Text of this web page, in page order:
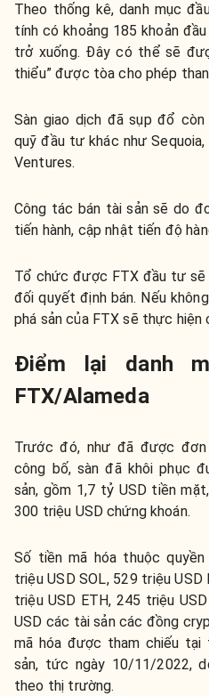
Theo thống kê, danh mục
tính có khoảng 185 khoản
trở xuống. Đây có thể sẽ
thiểu” được tòa cho phép
Sàn giao dịch đã sụp đổ
quỹ đầu tư khác như
Ventures.
Công tác bán tài sản sẽ do
tiến hành, cập nhật tiến độ
Tổ chức được FTX đầu tư sẽ
đối quyết định bán. Nếu
phá sản của FTX sẽ thực
Điểm lại danh
FTX/Alameda
Trước đó, như đã được
công bố, sàn đã khôi phục
sản, gồm 1,7 tỷ USD tiền
300 triệu USD chứng khoán.
Số tiền mã hóa thuộc
triệu USD SOL, 529 triệu
triệu USD ETH, 245 triệu
USD các tài sản các đồng
mã hóa được tham chiếu tại
sản, tức ngày 10/11/2022,
theo thị trường.